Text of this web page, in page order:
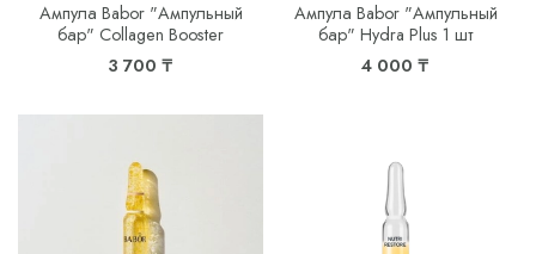
Ампула Babor "Ампульный
бар" Collagen Booster
3 700 ₸
Ампула Babor "Ампульный
бар" Hydra Plus 1 шт
4 000 ₸